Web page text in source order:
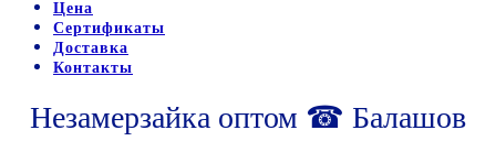
Цена
Сертификаты
Доставка
Контакты
Незамерзайка оптом ☎ Балашов